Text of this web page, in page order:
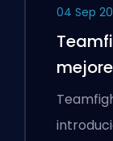
04 Sep